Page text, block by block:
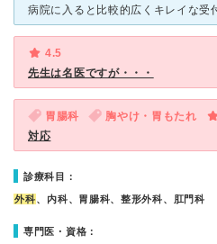
4.5
先生は名医ですが・・・
胃腸科 胸やけ・胃もたれ
対応
診療科目：
外科、内科、胃腸科、整形外科、肛門科
専門医・資格：